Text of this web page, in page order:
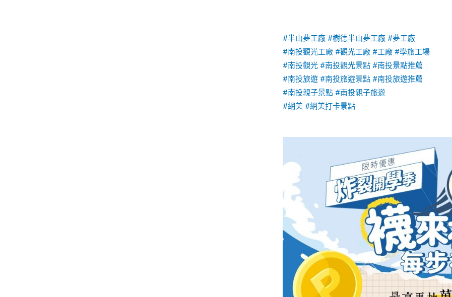
#半山夢工廠 #樹德半山夢工廠 #夢工廠
#南投觀光工廠 #觀光工廠 #工廠 #學旅工場
#南投觀光 #南投觀光景點 #南投景點推薦
#南投旅遊 #南投旅遊景點 #南投旅遊推薦
#南投親子景點 #南投親子旅遊
#網美 #網美打卡景點